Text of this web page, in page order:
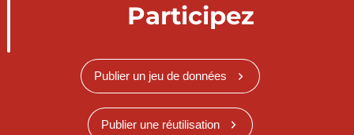
Participez
Publier un jeu de données
Publier une réutilisation